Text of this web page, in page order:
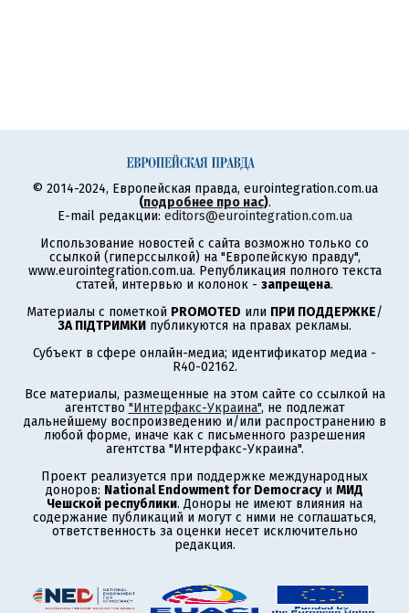
© 2014-2024, Европейская правда, eurointegration.com.ua
(подробнее про нас).
E-mail редакции: editors@eurointegration.com.ua
Использование новостей с сайта возможно только со
ссылкой (гиперссылкой) на "Европейскую правду",
www.eurointegration.com.ua. Републикация полного текста
статей, интервью и колонок - запрещена.
Материалы с пометкой PROMOTED или ПРИ ПОДДЕРЖКЕ/
ЗА ПІДТРИМКИ публикуются на правах рекламы.
Субъект в сфере онлайн-медиа; идентификатор медиа -
R40-02162.
Все материалы, размещенные на этом сайте со ссылкой на
агентство "Интерфакс-Украина", не подлежат
дальнейшему воспроизведению и/или распространению в
любой форме, иначе как с письменного разрешения
агентства "Интерфакс-Украина".
Проект реализуется при поддержке международных
доноров: National Endowment for Democracyи МИД
Чешской республики. Доноры не имеют влияния на
содержание публикаций и могут с ними не соглашаться,
ответственность за оценки несет исключительно
редакция.